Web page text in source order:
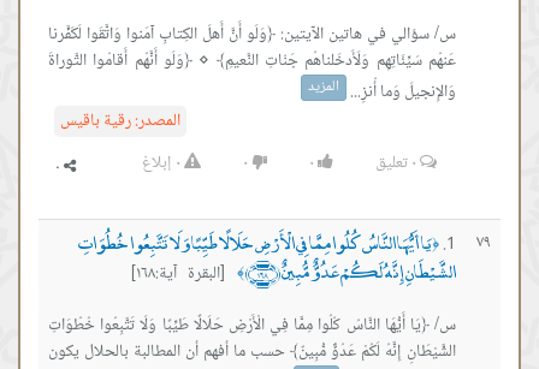
س/ سؤالي في هاتين الآيتين: ﴿وَلَو أَنَّ أَهلَ الكِتابِ آمَنوا وَاتَّقَوا لَكَفَّرنا
عَنهُم سَيِّئَاتِهِم وَلَأَدخَلناهُم جَنّاتِ النَّعيمِ﴾ ⋄ ﴿وَلَو أَنَّهُم أَقامُوا التَّوراةَ
وَالإِنجيلَ وَما أُنزِ... المزيد
المصدر:رقية باقيس
٠تعليق ٠ ٠ ٠ إبلاغ
٧٩ ﴿يَا أَيُّهَا النَّاسُ كُلُوا مِمَّا فِي الْأَرْضِ حَلَالًا طَيِّبًا وَلَا تَتَّبِعُوا خُطُوَاتِ
الشَّيْطَانِ إِنَّهُ لَكُمْ عَدُوٌّ مُّبِينٌ ﴿١٦٨﴾ ﴾
[البقرة آية:١٦٨]
س/ ﴿يَا أَيُّهَا النَّاسُ كُلُوا مِمَّا فِي الْأَرْضِ حَلَالًا طَيِّبًا وَلَا تَتَّبِعُوا خُطُوَاتِ
الشَّيْطَانِ إِنَّهُ لَكُمْ عَدُوٌّ مُّبِينٌ﴾ حسب ما أفهم أن المطالبة بالحلال يكون